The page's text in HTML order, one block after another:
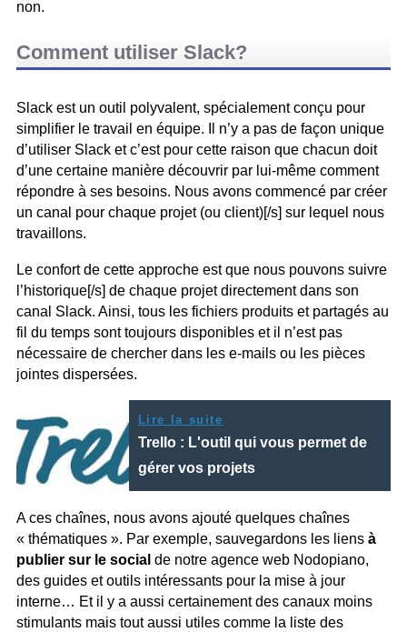
non.
Comment utiliser Slack?
Slack est un outil polyvalent, spécialement conçu pour
simplifier le travail en équipe. Il n’y a pas de façon unique
d’utiliser Slack et c’est pour cette raison que chacun doit
d’une certaine manière découvrir par lui-même comment
répondre à ses besoins. Nous avons commencé par créer
un canal pour chaque projet (ou client)[/s] sur lequel nous
travaillons.
Le confort de cette approche est que nous pouvons suivre
l’historique[/s] de chaque projet directement dans son
canal Slack. Ainsi, tous les fichiers produits et partagés au
fil du temps sont toujours disponibles et il n’est pas
nécessaire de chercher dans les e-mails ou les pièces
jointes dispersées.
Lire la suite
Trello : L'outil qui vous permet de
gérer vos projets
A ces chaînes, nous avons ajouté quelques chaînes
« thématiques ». Par exemple, sauvegardons les liens à
publier sur le social de notre agence web Nodopiano,
des guides et outils intéressants pour la mise à jour
interne… Et il y a aussi certainement des canaux moins
stimulants mais tout aussi utiles comme la liste des